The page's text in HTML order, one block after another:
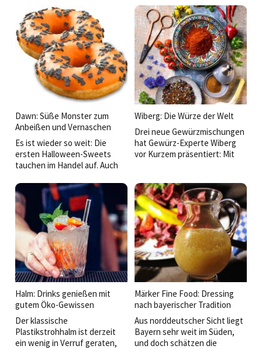
Dawn: Süße Monster zum
Anbeißen und Vernaschen
Es ist wieder so weit: Die
ersten Halloween-Sweets
tauchen im Handel auf. Auch
Sortiment 2018 sorgt wieder
für schaurig-guten Genuss
und monstermäßigen
Mehrumsatz im Oktober.
Wiberg: Die Würze der Welt
Drei neue Gewürzmischungen
hat Gewürz-Experte Wiberg
vor Kurzem präsentiert: Mit
begibt man sich auf einen
kulinarischen
Waldspaziergang.
Halm: Drinks genießen mit
gutem Öko-Gewissen
Der klassische
Plastikstrohhalm ist derzeit
ein wenig in Verruf geraten,
Märker Fine Food: Dressing
nach bayerischer Tradition
Aus norddeutscher Sicht liegt
Bayern sehr weit im Süden,
und doch schätzen die